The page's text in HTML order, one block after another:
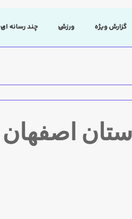
گزارش ویژه ورزش چند رسانه ای
اصفهان